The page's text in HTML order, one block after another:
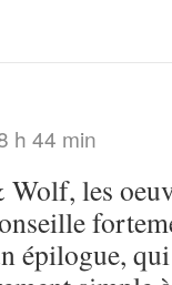
h 44 min
les
épilogue,